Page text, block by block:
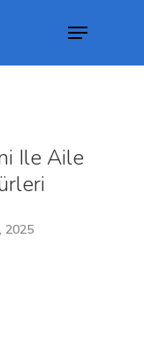
Ile Aile
2025